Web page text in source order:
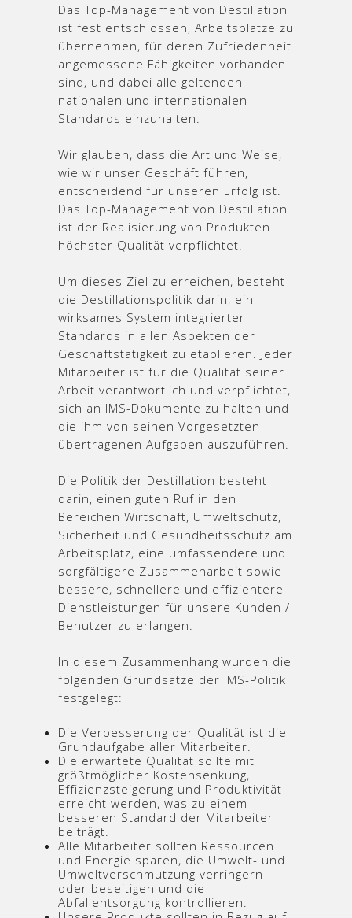
Das Top-Management von Destillation
ist fest entschlossen, Arbeitsplätze zu
übernehmen, für deren Zufriedenheit
angemessene Fähigkeiten vorhanden
sind, und dabei alle geltenden
nationalen und internationalen
Standards einzuhalten.
Wir glauben, dass die Art und Weise,
wie wir unser Geschäft führen,
entscheidend für unseren Erfolg ist.
Das Top-Management von Destillation
ist der Realisierung von Produkten
höchster Qualität verpflichtet.
Um dieses Ziel zu erreichen, besteht
die Destillationspolitik darin, ein
wirksames System integrierter
Standards in allen Aspekten der
Geschäftstätigkeit zu etablieren. Jeder
Mitarbeiter ist für die Qualität seiner
Arbeit verantwortlich und verpflichtet,
sich an IMS-Dokumente zu halten und
die ihm von seinen Vorgesetzten
übertragenen Aufgaben auszuführen.
Die Politik der Destillation besteht
darin, einen guten Ruf in den
Bereichen Wirtschaft, Umweltschutz,
Sicherheit und Gesundheitsschutz am
Arbeitsplatz, eine umfassendere und
sorgfältigere Zusammenarbeit sowie
bessere, schnellere und effizientere
Dienstleistungen für unsere Kunden /
Benutzer zu erlangen.
In diesem Zusammenhang wurden die
folgenden Grundsätze der IMS-Politik
festgelegt:
Die Verbesserung der Qualität ist die
Grundaufgabe aller Mitarbeiter.
Die erwartete Qualität sollte mit
größtmöglicher Kostensenkung,
Effizienzsteigerung und Produktivität
erreicht werden, was zu einem
besseren Standard der Mitarbeiter
beiträgt.
Alle Mitarbeiter sollten Ressourcen
und Energie sparen, die Umwelt- und
Umweltverschmutzung verringern
oder beseitigen und die
Abfallentsorgung kontrollieren.